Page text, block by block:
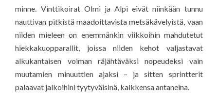
minne. Vinttikoirat Olmi ja Alpi eivät niinkään tunnu
nauttivan pitkistä maadoittavista metsäkävelyistä, vaan
niiden mieleen on enemmänkin viikkoihin mahdutetut
hiekkakuopparallit, joissa niiden kehot valjastavat
alkukantaisen voiman räjähtäväksi nopeudeksi vain
muutamien minuuttien ajaksi – ja sitten sprintterit
palaavat jalkoihini tyytyväisinä, kaikkensa antaneina.